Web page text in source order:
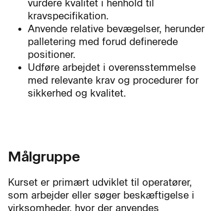
vurdere kvalitet i henhold til
kravspecifikation.
Anvende relative bevægelser, herunder
palletering med forud definerede
positioner.
Udføre arbejdet i overensstemmelse
med relevante krav og procedurer for
sikkerhed og kvalitet.
Målgruppe
Kurset er primært udviklet til operatører,
som arbejder eller søger beskæftigelse i
virksomheder, hvor der anvendes